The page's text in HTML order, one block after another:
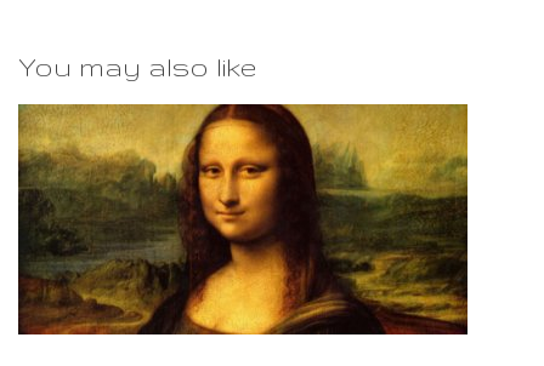
You may also like